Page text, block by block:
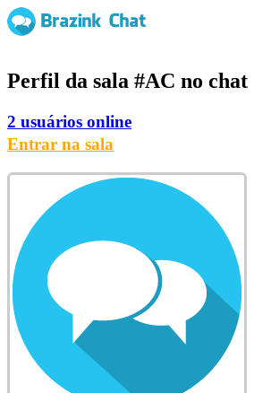
Perfil da sala #AC no chat
2 usuários online
Entrar na sala